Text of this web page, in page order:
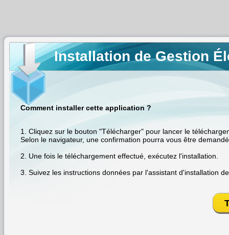
Installation de Gestion
Comment installer cette application ?
1. Cliquez sur le bouton "Télécharger" pour lancer le
Selon le navigateur, une confirmation pourra vous être
2. Une fois le téléchargement effectué, exécutez l'installation.
3. Suivez les instructions données par l'assistant d'installation